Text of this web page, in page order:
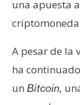
una apuesta
A pesar de la
ha
un Bitcoin,